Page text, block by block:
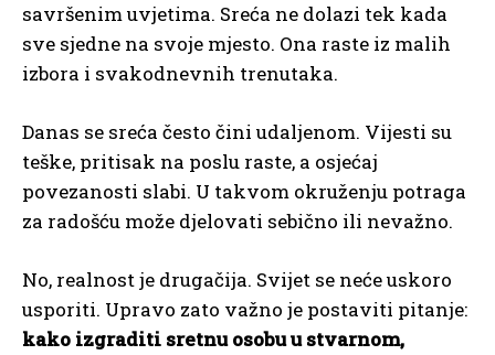
savršenim uvjetima. Sreća ne dolazi tek kada
sve sjedne na svoje mjesto. Ona raste iz malih
izbora i svakodnevnih trenutaka.
Danas se sreća često čini udaljenom. Vijesti su
teške, pritisak na poslu raste, a osjećaj
povezanosti slabi. U takvom okruženju potraga
za radošću može djelovati sebično ili nevažno.
No, realnost je drugačija. Svijet se neće uskoro
usporiti. Upravo zato važno je postaviti pitanje:
kako izgraditi sretnu osobu u stvarnom,